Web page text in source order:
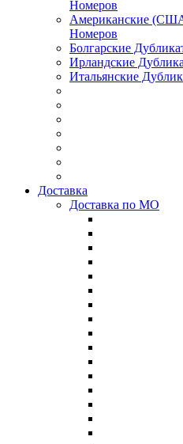
Номеров
Американские
Номеров
Болгарские
Ирландские
Итальянские
Доставка
Доставка по МО